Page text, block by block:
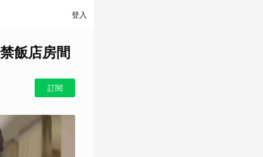
登入
飯店房間
訂閱